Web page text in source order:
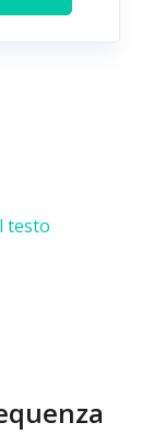
testo